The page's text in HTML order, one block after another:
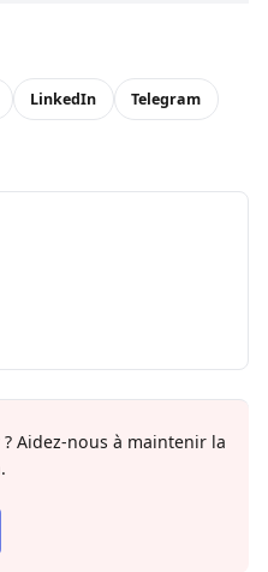
LinkedIn Telegram
Aidez-nous à maintenir la